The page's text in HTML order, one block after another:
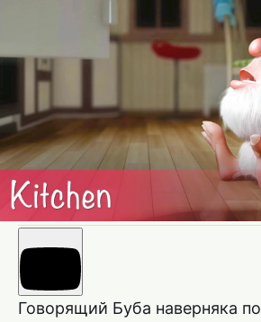
Говорящий Буба наверняка